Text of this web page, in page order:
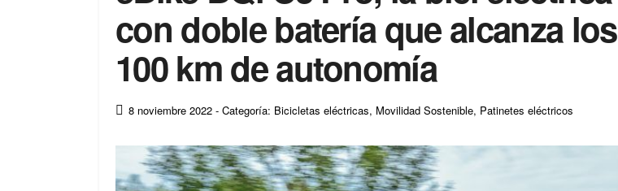
con doble batería que alcanza los
100 km de autonomía
8 noviembre 2022 - Categoría: Bicicletas eléctricas, Movilidad Sostenible, Patinetes eléctricos